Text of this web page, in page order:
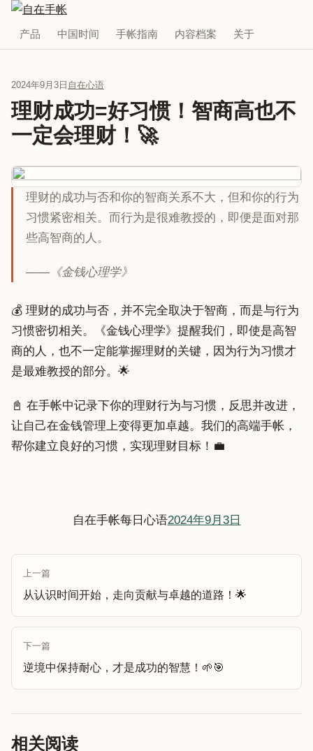
产品 中国时间 手帐指南 内容档案 关于
2024年9月3日 自在心语
理财成功=好习惯！智商高也不
一定会理财！🚀
理财的成功与否和你的智商关系不大，但和你的行为
习惯紧密相关。而行为是很难教授的，即便是面对那
些高智商的人。
——《金钱心理学》
💰 理财的成功与否，并不完全取决于智商，而是与行为
习惯密切相关。《金钱心理学》提醒我们，即使是高智
商的人，也不一定能掌握理财的关键，因为行为习惯才
是最难教授的部分。🌟
📓 在手帐中记录下你的理财行为与习惯，反思并改进，
让自己在金钱管理上变得更加卓越。我们的高端手帐，
帮你建立良好的习惯，实现理财目标！💼
自在手帐每日心语2024年9月3日
上一篇
从认识时间开始，走向贡献与卓越的道路！🌟
下一篇
逆境中保持耐心，才是成功的智慧！🌱🎯
相关阅读